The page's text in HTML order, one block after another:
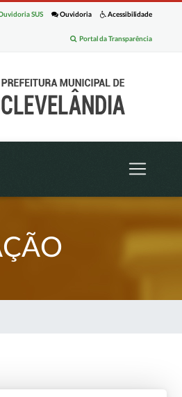
Acessibilidade
Ouvidoria
SUS
Portal da Transparência